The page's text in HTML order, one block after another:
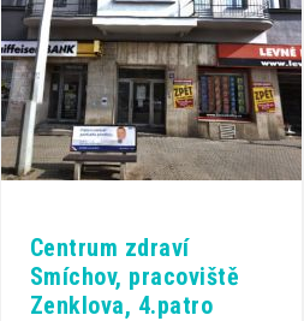
Centrum zdraví
Smíchov, pracoviště
Zenklova, 4.patro